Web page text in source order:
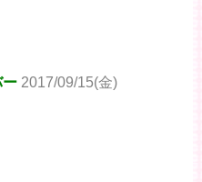
ー 2017/09/15(金)